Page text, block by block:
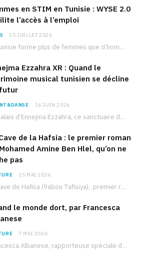
en STIM en Tunisie : WYSE 2.0
l’accès à l’emploi
15 JUILLET 2026
La Tunisie forme plus de femmes que d’hommes dans les filières scientifiques. Pourtant, pour beaucoup…
Ezzahra XR : Quand le
musical tunisien se décline
16 JUIN 2026
Le palais d’Ennejma Ezzahra, ce sanctuaire de la musique tunisienne et méditerranéenne construit par le…
de la Hafsia : le premier roman
Amine Ben Hlel, qu’on ne
pas
15 MAI 2026
Le cave de Hafisa (9abou 7afisiya), premier roman du journaliste tunisien Mohamed Amine Ben Hlel,…
le monde dort, par Francesca
7 MAI 2026
Francesca Albanese, rapporteuse spéciale de l’ONU sur les territoires palestiniens occupés, était à Tunis pour…